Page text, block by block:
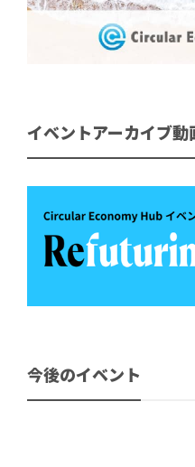
イベントアーカイブ動
今後のイベント